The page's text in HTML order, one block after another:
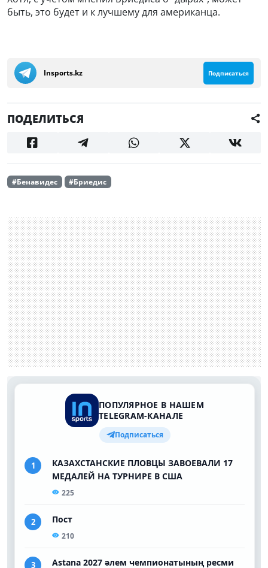
быть, это будет и к лучшему для американца.
Insports.kz Подписаться
ПОДЕЛИТЬСЯ
#Бенавидес #Бриедис